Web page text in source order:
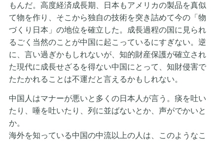
もんだ。高度経済成長期、日本もアメリカの製品を真似
て物を作り、そこから独自の技術を突き詰めて今の「物
づくり日本」の地位を確立した。成長過程の国に見られ
るごく当然のことが中国に起こっているにすぎない。逆
に、言い過ぎかもしれないが、知的財産保護が確立され
た現代に成長せざるを得ない中国にとって、知財侵害で
たたかれることは不運だと言えるかもしれない。
中国人はマナーが悪いと多くの日本人が言う。痰を吐い
たり、唾を吐いたり、列に並ばないとか、声がでかいと
か。
海外を知っている中国の中流以上の人は、このようなこ